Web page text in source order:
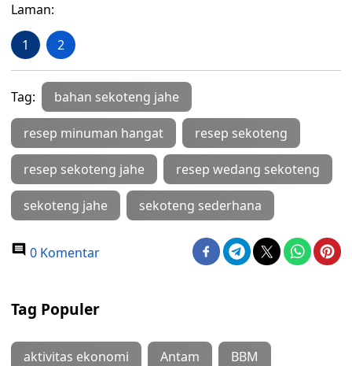
Laman:
1 2
Tag: bahan sekoteng jahe
resep minuman hangat resep sekoteng
resep sekoteng jahe resep wedang sekoteng
sekoteng jahe sekoteng sederhana
0 Komentar
Tag Populer
aktivitas ekonomi Antam BBM